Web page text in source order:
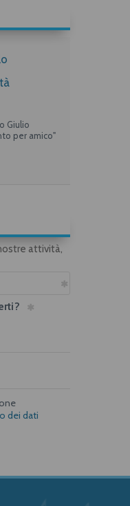
Giulio
per amico"
attività,
dei dati